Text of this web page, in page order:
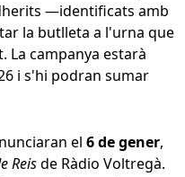
—identificats amb
la butlleta a l'urna que
La campanya estarà
i s'hi podran sumar
el 6 de gener,
Reisde Ràdio Voltregà.